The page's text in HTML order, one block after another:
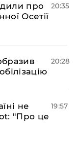
про
Осетії
20:35
20:28
не
"Про це
19:57